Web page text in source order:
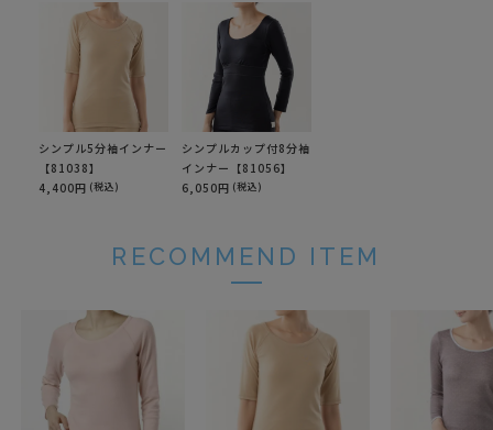
シンプル5分袖インナー
【81038】
4,400円 (税込)
シンプルカップ付8分袖
インナー【81056】
6,050円 (税込)
RECOMMEND ITEM